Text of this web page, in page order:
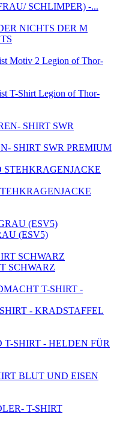
SCHLIMPER) -...
DER M
Legion of Thor-
Legion of Thor-
SHIRT SWR PREMIUM
(ESV5)
SCHWARZ
T-SHIRT -
KRADSTAFFEL
HELDEN FÜR
BLUT UND EISEN
T-SHIRT